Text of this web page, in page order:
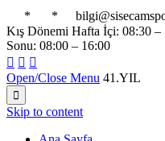
* *
Kış Dönemi Hafta İçi: 08:30
Sonu: 08:00 – 16:00
  
Open/Close Menu 41.YIL

Skip to content